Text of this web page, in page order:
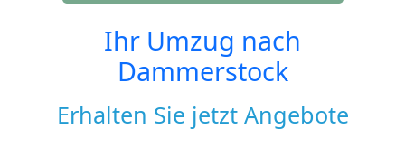
Ihr Umzug nach
Dammerstock
Erhalten Sie jetzt Angebote